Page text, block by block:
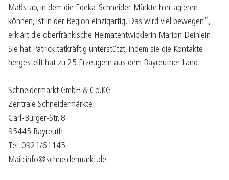
Maßstab, in dem die Edeka-Schneider-Märkte hier agieren
können, ist in der Region einzigartig. Das wird viel bewegen“,
erklärt die oberfränkische Heimatentwicklerin Marion Deinlein.
Sie hat Patrick tatkräftig unterstützt, indem sie die Kontakte
hergestellt hat zu 25 Erzeugern aus dem Bayreuther Land.
Schneidermarkt GmbH & Co.KG
Zentrale Schneidermärkte
Carl-Burger-Str. 8
95445 Bayreuth
Tel: 0921/61145
Mail: info@schneidermarkt.de